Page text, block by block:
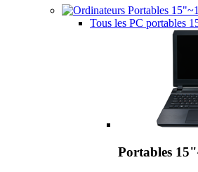
Tous les PC portables
Portables